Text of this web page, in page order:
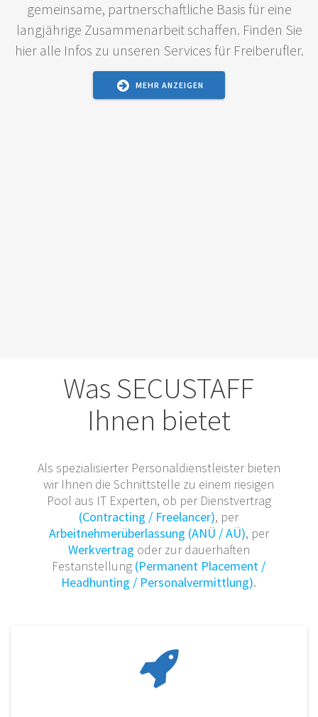
gemeinsame, partnerschaftliche Basis für eine
langjährige Zusammenarbeit schaffen. Finden Sie
hier alle Infos zu unseren Services für Freiberufler.
MEHR ANZEIGEN
Was SECUSTAFF
Ihnen bietet
Als spezialisierter Personaldienstleister bieten
wir Ihnen die Schnittstelle zu einem riesigen
Pool aus IT Experten, ob per Dienstvertrag
(Contracting / Freelancer), per
Arbeitnehmerüberlassung (ANÜ / AÜ), per
Werkvertrag oder zur dauerhaften
Festanstellung (Permanent Placement /
Headhunting / Personalvermittlung).